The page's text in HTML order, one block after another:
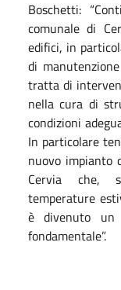
Boschetti:
comunale di
edifici, in
di
tratta di
nella cura di
condizioni
In particolare
nuovo impianto
Cervia che,
temperature
è divenuto un
fondamentale”.